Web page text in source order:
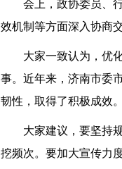
会上，政协委员、
效机制等方面深入协商
大家一致认为，优
事。近年来，济南市委
韧性，取得了积极成效。
大家建议，要坚持
挖频次。要加大宣传力